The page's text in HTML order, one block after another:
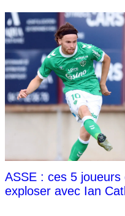
ASSE : ces 5
exploser avec Ian